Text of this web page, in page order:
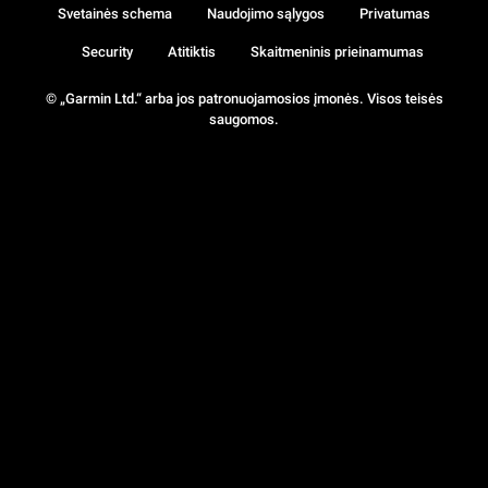
© „Garmin Ltd.“ arba jos patronuojamosios įmonės. Visos teisės
saugomos.
Svetainės schema Naudojimo sąlygos Privatumas
Security Atitiktis Skaitmeninis prieinamumas